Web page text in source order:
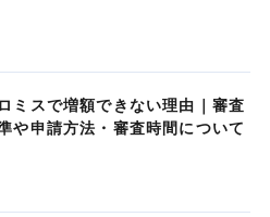
ミスで増額できない理由｜審査
や申請方法・審査時間について